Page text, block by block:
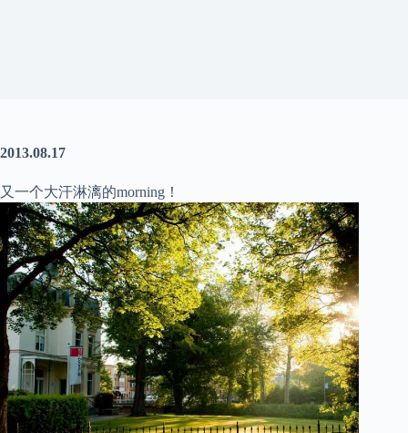
2013.08.17
又一个大汗淋漓的morning！